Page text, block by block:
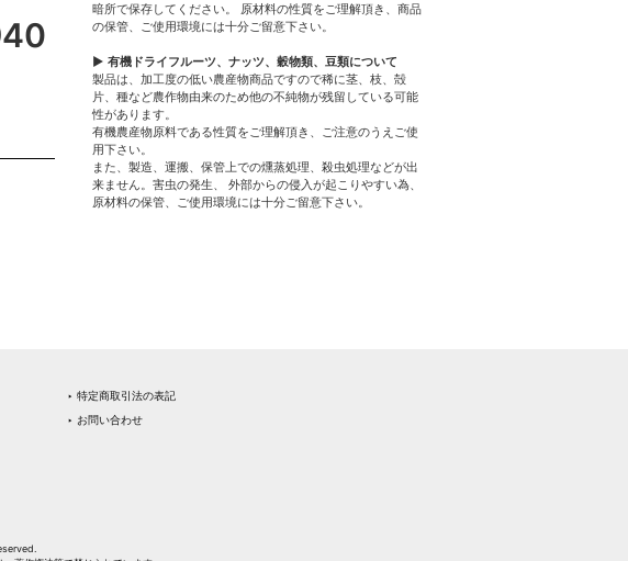
暗所で保存してください。 原材料の性質をご理解頂き、商品
の保管、ご使用環境には十分ご留意下さい。
▶ 有機ドライフルーツ、ナッツ、穀物類、豆類について
製品は、加工度の低い農産物商品ですので稀に茎、枝、殻
片、種など農作物由来のため他の不純物が残留している可能
性があります。
有機農産物原料である性質をご理解頂き、ご注意のうえご使
用下さい。
また、製造、運搬、保管上での燻蒸処理、殺虫処理などが出
来ません。害虫の発生、 外部からの侵入が起こりやすい為、
原材料の保管、ご使用環境には十分ご留意下さい。
‣ 特定商取引法の表記
‣ お問い合わせ